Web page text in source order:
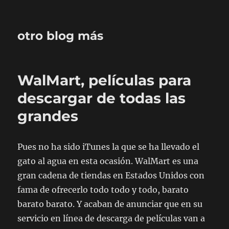
otro blog más
WalMart, películas para
descargar de todas las
grandes
Pues no ha sido iTunes la que se ha llevado el
gato al agua en esta ocasión. WalMart es una
gran cadena de tiendas en Estados Unidos con
fama de ofrecerlo todo todo y todo, barato
barato barato. Y acaban de anunciar que en su
servicio en línea de descarga de películas van a